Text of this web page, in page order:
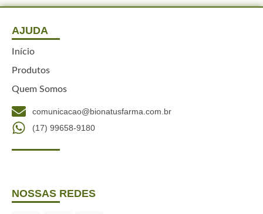
AJUDA
Início
Produtos
Quem Somos
comunicacao@bionatusfarma.com.br
(17) 99658-9180
NOSSAS REDES